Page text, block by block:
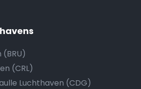
(CRL)
Luchthaven (CDG)